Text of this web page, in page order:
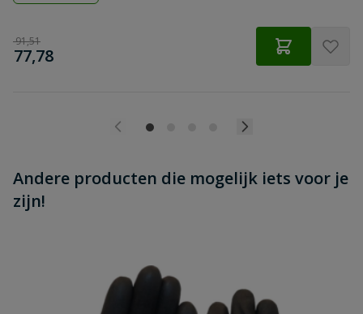
Speciale prijs
€
77,78
Normale prijs
€
91,51
Andere producten die mogelijk iets voor je
zijn!